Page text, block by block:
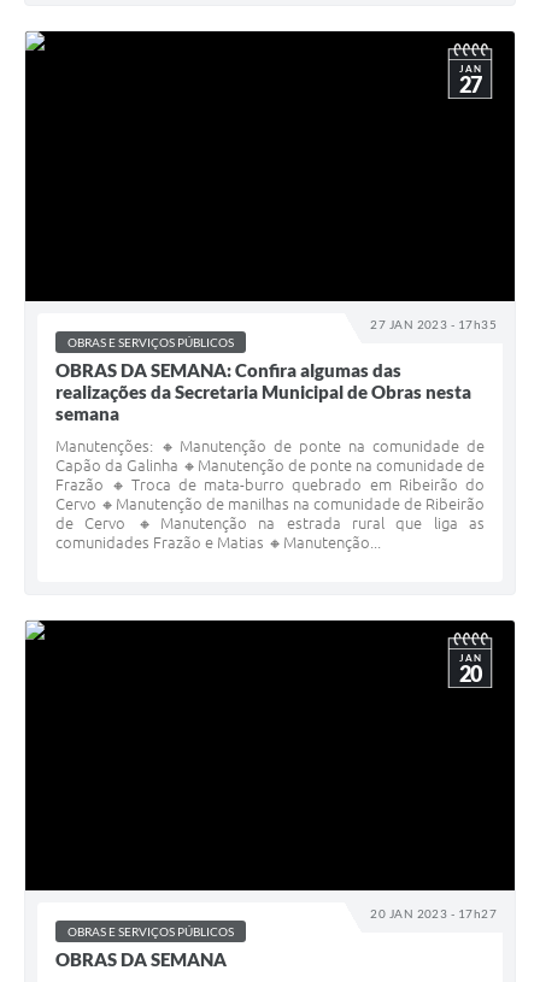
27 JAN 2023 - 17h35
JAN
27
OBRAS E SERVIÇOS PÚBLICOS
OBRAS DA SEMANA: Confira algumas das
realizações da Secretaria Municipal de Obras nesta
semana
Manutenções: 🔸Manutenção de ponte na comunidade de
Capão da Galinha 🔸Manutenção de ponte na comunidade de
Frazão 🔸Troca de mata-burro quebrado em Ribeirão do
Cervo 🔸Manutenção de manilhas na comunidade de Ribeirão
de Cervo 🔸Manutenção na estrada rural que liga as
comunidades Frazão e Matias 🔸Manutenção...
20 JAN 2023 - 17h27
JAN
20
OBRAS E SERVIÇOS PÚBLICOS
OBRAS DA SEMANA